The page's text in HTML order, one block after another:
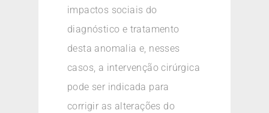
impactos sociais do
diagnóstico e tratamento
desta anomalia e, nesses
casos, a intervenção cirúrgica
pode ser indicada para
corrigir as alterações do